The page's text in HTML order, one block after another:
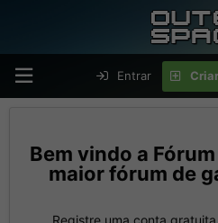
Entrar
maior fórum de
Registre uma conta